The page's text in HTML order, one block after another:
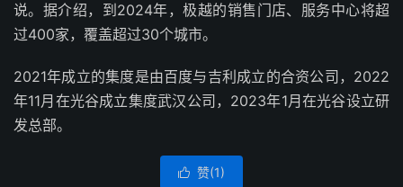
说。据介绍，到2024年，极越的销售门店、服务中心将超
过400家，覆盖超过30个城市。
2021年成立的集度是由百度与吉利成立的合资公司，2022
年11月在光谷成立集度武汉公司，2023年1月在光谷设立研
发总部。
 赞(1)